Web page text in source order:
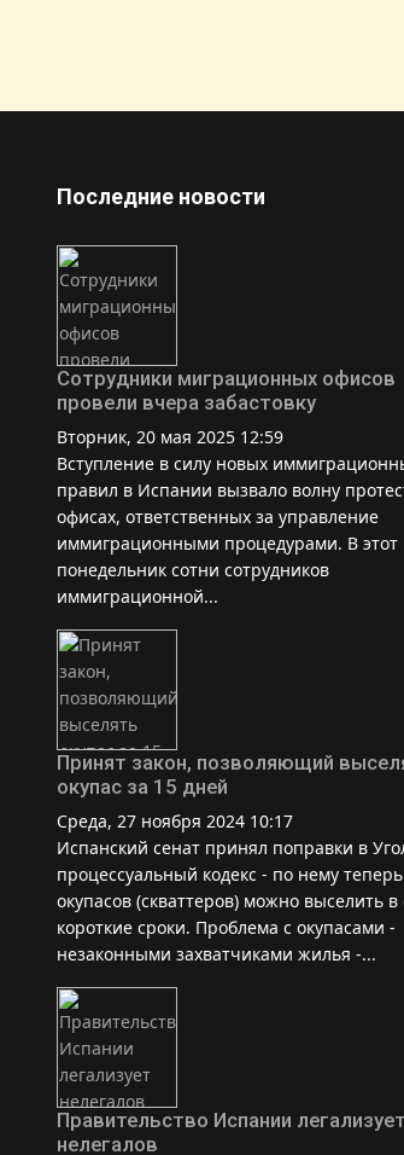
Последние новости
Сотрудники миграционных офисов
провели вчера забастовку
Вторник, 20 мая 2025 12:59
Вступление в силу новых
правил в Испании вызвало волну
офисах, ответственных за управление
иммиграционными процедурами. В этот
понедельник сотни сотрудников
иммиграционной...
Принят закон, позволяющий
окупас за 15 дней
Среда, 27 ноября 2024 10:17
Испанский сенат принял поправки в
процессуальный кодекс - по нему теперь
окупасов (скваттеров) можно выселить
короткие сроки. Проблема с окупасами -
незаконными захватчиками жилья -...
Правительство Испании легализует
нелегалов